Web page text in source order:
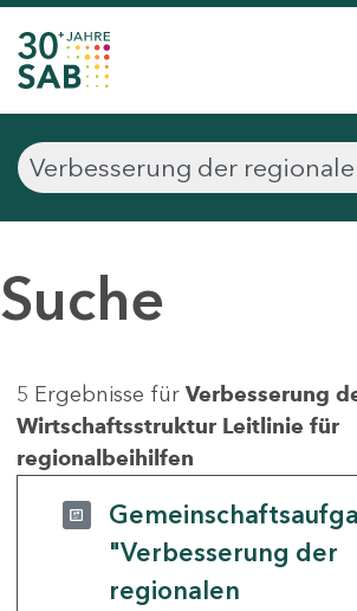
Suche
5 Ergebnisse für Verbesserung
Wirtschaftsstruktur Leitlinie für
regionalbeihilfen
"Verbesserung der
regionalen